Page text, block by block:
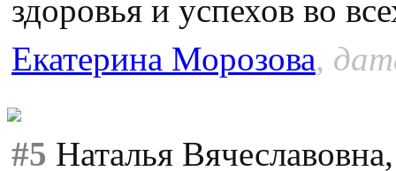
здоровья и успехов во
Екатерина Морозова,
#5 Наталья